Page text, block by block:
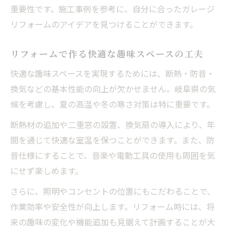
重要性です。施工事例を参考に、自分に合ったガレージ
リフォームのアイデアを見つけることができます。
リフォームで作る快適な趣味スペースの工夫
快適な趣味スペースを実現するためには、断熱・防音・
換気などの基本性能の向上が欠かせません。岐阜県の気
候を考慮し、夏の高温や冬の寒さ対策は特に重要です。
断熱材の追加や二重窓の設置、換気扇の導入により、年
間を通じて快適な室温を保つことができます。また、防
音仕様にすることで、音楽や電動工具の使用も周囲を気
にせず楽しめます。
さらに、照明やコンセントの位置にもこだわることで、
作業効率や安全性が向上します。リフォーム時には、将
来の趣味の変化や機能追加も見据えて計画することが大